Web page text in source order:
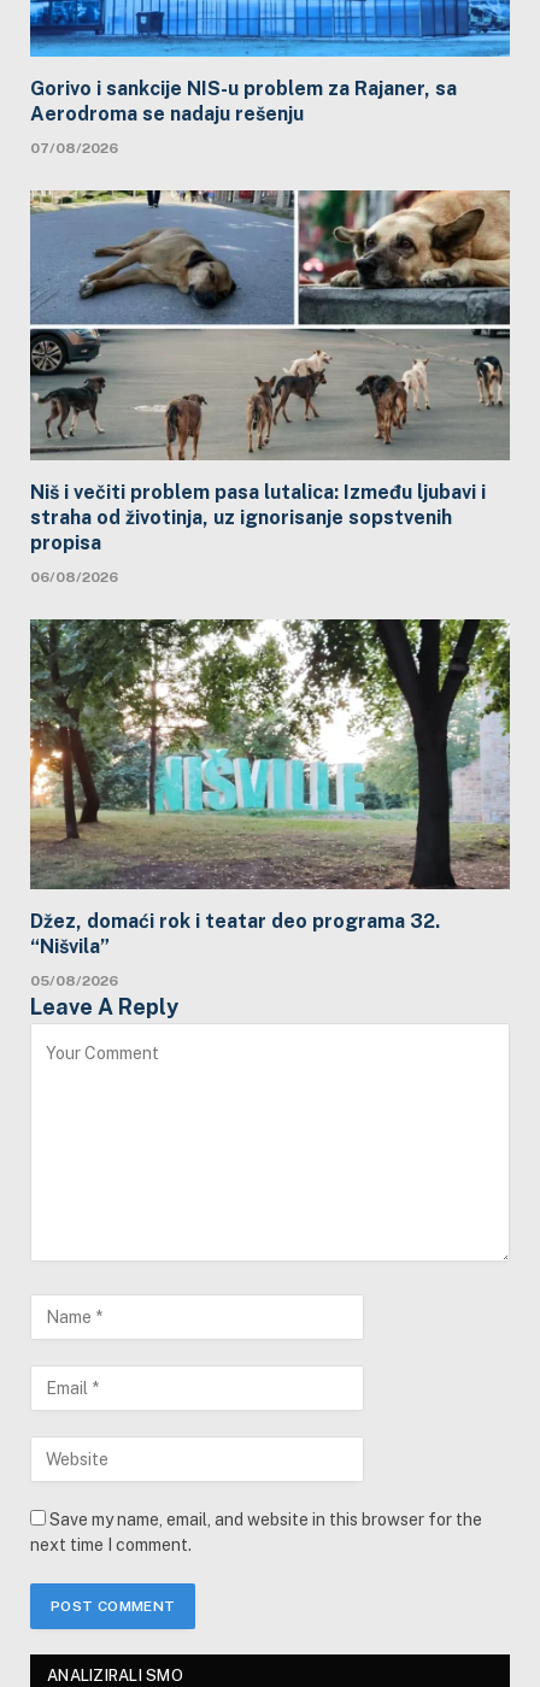
Gorivo i sankcije NIS-u problem za Rajaner, sa
Aerodroma se nadaju rešenju
07/08/2026
Niš i večiti problem pasa lutalica: Između ljubavi i
straha od životinja, uz ignorisanje sopstvenih
propisa
06/08/2026
Džez, domaći rok i teatar deo programa 32.
“Nišvila”
05/08/2026
Leave A Reply
Save my name, email, and website in this browser for the
next time I comment.
ANALIZIRALI SMO